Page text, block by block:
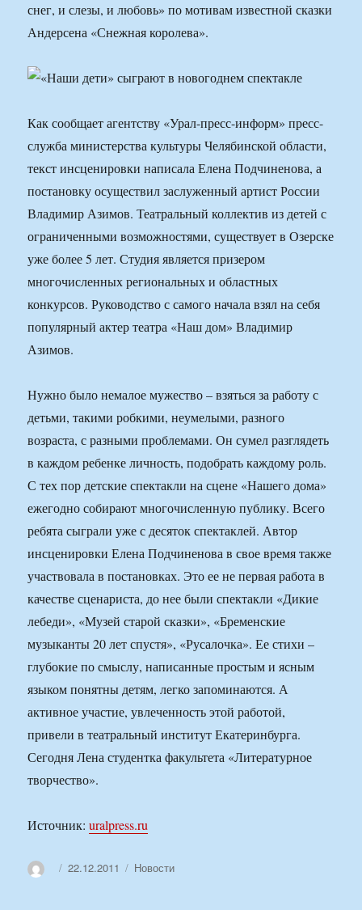
снег, и слезы, и любовь» по мотивам известной сказки
Андерсена «Снежная королева».
Как сообщает агентству «Урал-пресс-информ» пресс-
служба министерства культуры Челябинской области,
текст инсценировки написала Елена Подчиненова, а
постановку осуществил заслуженный артист России
Владимир Азимов. Театральный коллектив из детей с
ограниченными возможностями, существует в Озерске
уже более 5 лет. Студия является призером
многочисленных региональных и областных
конкурсов. Руководство с самого начала взял на себя
популярный актер театра «Наш дом» Владимир
Азимов.
Нужно было немалое мужество – взяться за работу с
детьми, такими робкими, неумелыми, разного
возраста, с разными проблемами. Он сумел разглядеть
в каждом ребенке личность, подобрать каждому роль.
С тех пор детские спектакли на сцене «Нашего дома»
ежегодно собирают многочисленную публику. Всего
ребята сыграли уже с десяток спектаклей. Автор
инсценировки Елена Подчиненова в свое время также
участвовала в постановках. Это ее не первая работа в
качестве сценариста, до нее были спектакли «Дикие
лебеди», «Музей старой сказки», «Бременские
музыканты 20 лет спустя», «Русалочка». Ее стихи –
глубокие по смыслу, написанные простым и ясным
языком понятны детям, легко запоминаются. А
активное участие, увлеченность этой работой,
привели в театральный институт Екатеринбурга.
Сегодня Лена студентка факультета «Литературное
творчество».
Источник:uralpress.ru
АвторОпубликовано
22.12.2011 Рубрики
Новости